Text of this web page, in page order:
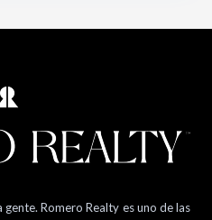
Romero Realty es uno de las